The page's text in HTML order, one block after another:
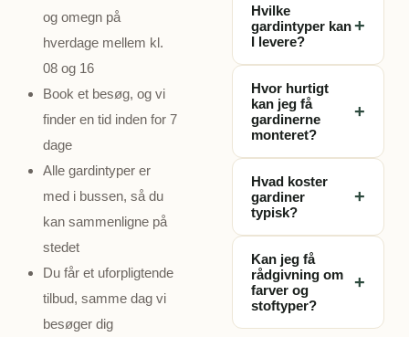
og omegn på
hverdage mellem kl.
08 og 16
Book et besøg, og vi
finder en tid inden for 7
dage
Alle gardintyper er
med i bussen, så du
kan sammenligne på
stedet
Du får et uforpligtende
tilbud, samme dag vi
besøger dig
vi finder et
tidspunkt der
inden for 7 dage.
gratis og
uforpligtende. Du
for besøget,
opmålingen eller
rådgivningen – kun
hvis du vælger at
Hvilke
gardintyper kan
I levere?
+
rullegardiner,
plisségardiner,
foldegardiner,
lamelgardiner,
panelgardiner og
persienner – alle
skræddersyet til
Hvor hurtigt
kan jeg få
gardinerne
monteret?
+
monterede
gardiner tager det
Gardinerne
produceres
skræddersyet til
dine præcise mål.
Hvad koster
gardiner
typisk?
+
vinduets størrelse,
stoftype og
betjeningsform, så
den varierer fra
Kan jeg få
rådgivning om
farver og
stoftyper?
+